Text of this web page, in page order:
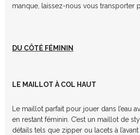
manque, laissez-nous vous transporter
DU CÔTÉ FÉMININ
LE MAILLOT À COL HAUT
Le maillot parfait pour jouer dans l’eau
en restant féminin. C’est un maillot de
détails tels que zipper ou lacets à